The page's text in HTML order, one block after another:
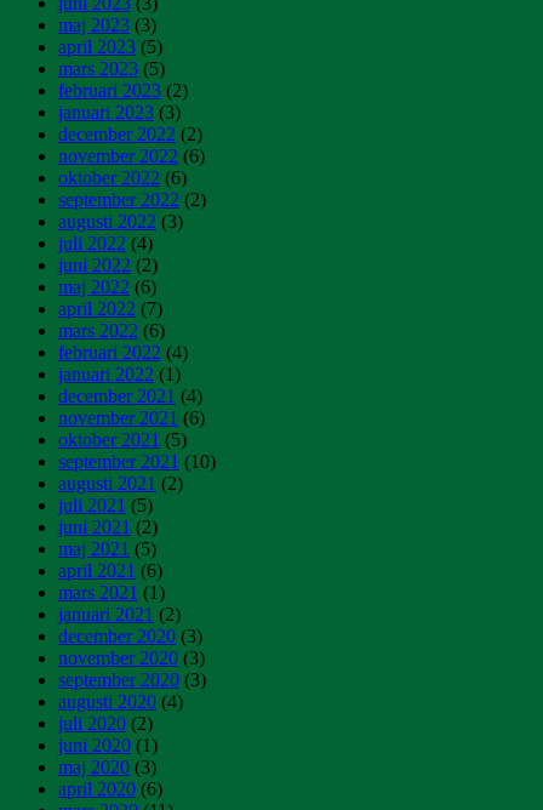
maj 2023 (3)
april 2023 (5)
mars 2023 (5)
februari 2023 (2)
januari 2023 (3)
december 2022 (2)
november 2022 (6)
oktober 2022 (6)
september 2022 (2)
augusti 2022 (3)
juli 2022 (4)
juni 2022 (2)
maj 2022 (6)
april 2022 (7)
mars 2022 (6)
februari 2022 (4)
januari 2022 (1)
december 2021 (4)
november 2021 (6)
oktober 2021 (5)
september 2021 (10)
augusti 2021 (2)
juli 2021 (5)
juni 2021 (2)
maj 2021 (5)
april 2021 (6)
mars 2021 (1)
januari 2021 (2)
december 2020 (3)
november 2020 (3)
september 2020 (3)
augusti 2020 (4)
juli 2020 (2)
juni 2020 (1)
maj 2020 (3)
april 2020 (6)